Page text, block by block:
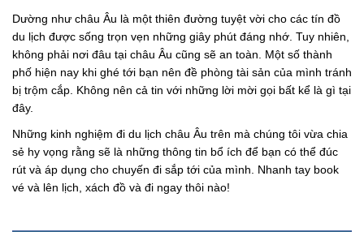
Dường như châu Âu là một thiên đường tuyệt vời cho các tín đồ
du lịch được sống trọn vẹn những giây phút đáng nhớ. Tuy nhiên,
không phải nơi đâu tại châu Âu cũng sẽ an toàn. Một số thành
phố hiện nay khi ghé tới bạn nên đề phòng tài sản của mình tránh
bị trộm cắp. Không nên cả tin với những lời mời gọi bất kể là gì tại
đây.
Những kinh nghiệm đi du lịch châu Âu trên mà chúng tôi vừa chia
sẻ hy vọng rằng sẽ là những thông tin bổ ích để bạn có thể đúc
rút và áp dụng cho chuyến đi sắp tới của mình. Nhanh tay book
vé và lên lịch, xách đồ và đi ngay thôi nào!